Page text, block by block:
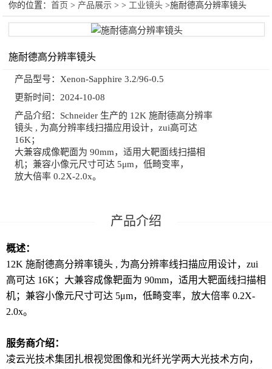
你的位置：首页 > 产品展示 > > 工业镜头 >施耐德高分辨率镜头
施耐德高分辨率镜头
产品型号： Xenon-Sapphire 3.2/96-0.5
更新时间： 2024-10-08
产品介绍： Schneider 生产的 12K 施耐德高分辨率
镜头 , 为高分辨率线扫描应用设计，zui高可达
16K；
大兼容成像靶面为 90mm，适用大靶面线扫描相
机；兼容小像元尺寸可达 5μm，低畸变率，
放大倍率 0.2X-2.0x。
概述：
12K 施耐德高分辨率镜头 , 为高分辨率线扫描应用设计，zui
高可达 16K；大兼容成像靶面为 90mm，适用大靶面线扫描相
机；兼容小像元尺寸可达 5μm，低畸变率，放大倍率 0.2X-
2.0x。
服务商介绍：
凌云光技术集团扎根视觉图像和光纤光学两大光技术方向，